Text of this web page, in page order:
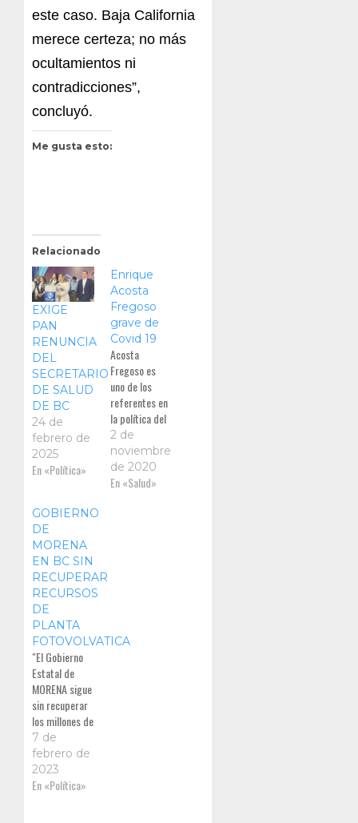
este caso. Baja California
merece certeza; no más
ocultamientos ni
contradicciones”,
concluyó.
Me gusta esto:
Relacionado
EXIGE
PAN
RENUNCIA
DEL
SECRETARIO
DE SALUD
DE BC
24 de
febrero de
2025
En «Política»
Enrique
Acosta
Fregoso
grave de
Covid 19
Acosta
Fregoso es
uno de los
referentes en
la política del
PRI en la
época en qué
ha gobernado
el PAN en Baja
2 de
noviembre
de 2020
En «Salud»
GOBIERNO
DE
MORENA
EN BC SIN
RECUPERAR
RECURSOS
DE
PLANTA
FOTOVOLVATICA
"El Gobierno
Estatal de
MORENA sigue
sin recuperar
los millones de
pesos que el
anterior
gobierno
entregó por la
7 de
febrero de
2023
En «Política»